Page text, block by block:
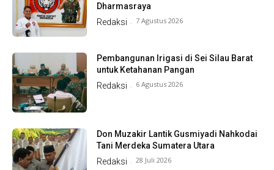
Dharmasraya
Redaksi - 7 Agustus 2026
Pembangunan Irigasi di Sei Silau Barat
untuk Ketahanan Pangan
Redaksi - 6 Agustus 2026
Don Muzakir Lantik Gusmiyadi Nahkodai
Tani Merdeka Sumatera Utara
Redaksi - 28 Juli 2026